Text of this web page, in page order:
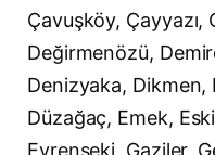
Çavuşköy, Çayyazı,
Değirmenözü,
Denizyaka, Dikmen,
Düzağaç, Emek,
Evrenseki, Gaziler,